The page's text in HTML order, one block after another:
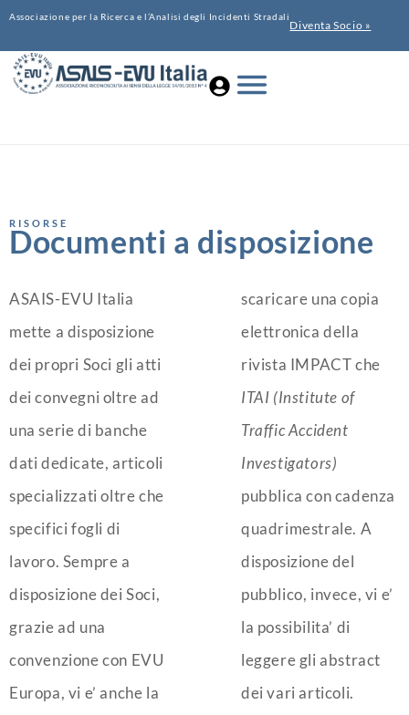
Associazione per la Ricerca e l’Analisi degli Incidenti Stradali
Diventa Socio »
RISORSE
Documenti a disposizione
ASAIS-EVU Italia
mette a disposizione
dei propri Soci gli atti
dei convegni oltre ad
una serie di banche
dati dedicate, articoli
specializzati oltre che
specifici fogli di
lavoro. Sempre a
disposizione dei Soci,
grazie ad una
convenzione con EVU
Europa, vi e’ anche la
scaricare una copia
elettronica della
rivista IMPACT che
ITAI (Institute of
Traffic Accident
Investigators)
pubblica con cadenza
quadrimestrale. A
disposizione del
pubblico, invece, vi e’
la possibilita’ di
leggere gli abstract
dei vari articoli.